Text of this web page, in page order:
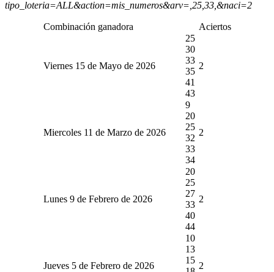
tipo_loteria=ALL&action=mis_numeros&arv=,25,33,&naci=2
Combinación ganadora Aciertos
Viernes 15 de Mayo de 2026
25
30
33
35
41
43
2
Miercoles 11 de Marzo de 2026
9
20
25
32
33
34
2
Lunes 9 de Febrero de 2026
20
25
27
33
40
44
2
Jueves 5 de Febrero de 2026
10
13
15
2